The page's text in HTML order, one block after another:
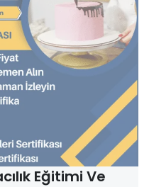
Eğitimi Ve